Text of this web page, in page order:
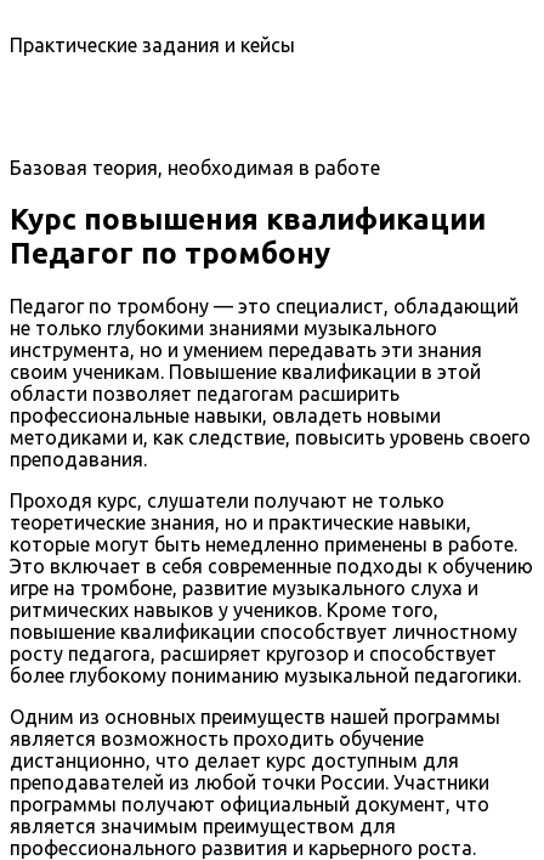
Практические задания и кейсы
Базовая теория, необходимая в работе
Курс повышения квалификации
Педагог по тромбону
Педагог по тромбону — это специалист, обладающий
не только глубокими знаниями музыкального
инструмента, но и умением передавать эти знания
своим ученикам. Повышение квалификации в этой
области позволяет педагогам расширить
профессиональные навыки, овладеть новыми
методиками и, как следствие, повысить уровень своего
преподавания.
Проходя курс, слушатели получают не только
теоретические знания, но и практические навыки,
которые могут быть немедленно применены в работе.
Это включает в себя современные подходы к обучению
игре на тромбоне, развитие музыкального слуха и
ритмических навыков у учеников. Кроме того,
повышение квалификации способствует личностному
росту педагога, расширяет кругозор и способствует
более глубокому пониманию музыкальной педагогики.
Одним из основных преимуществ нашей программы
является возможность проходить обучение
дистанционно, что делает курс доступным для
преподавателей из любой точки России. Участники
программы получают официальный документ, что
является значимым преимуществом для
профессионального развития и карьерного роста.